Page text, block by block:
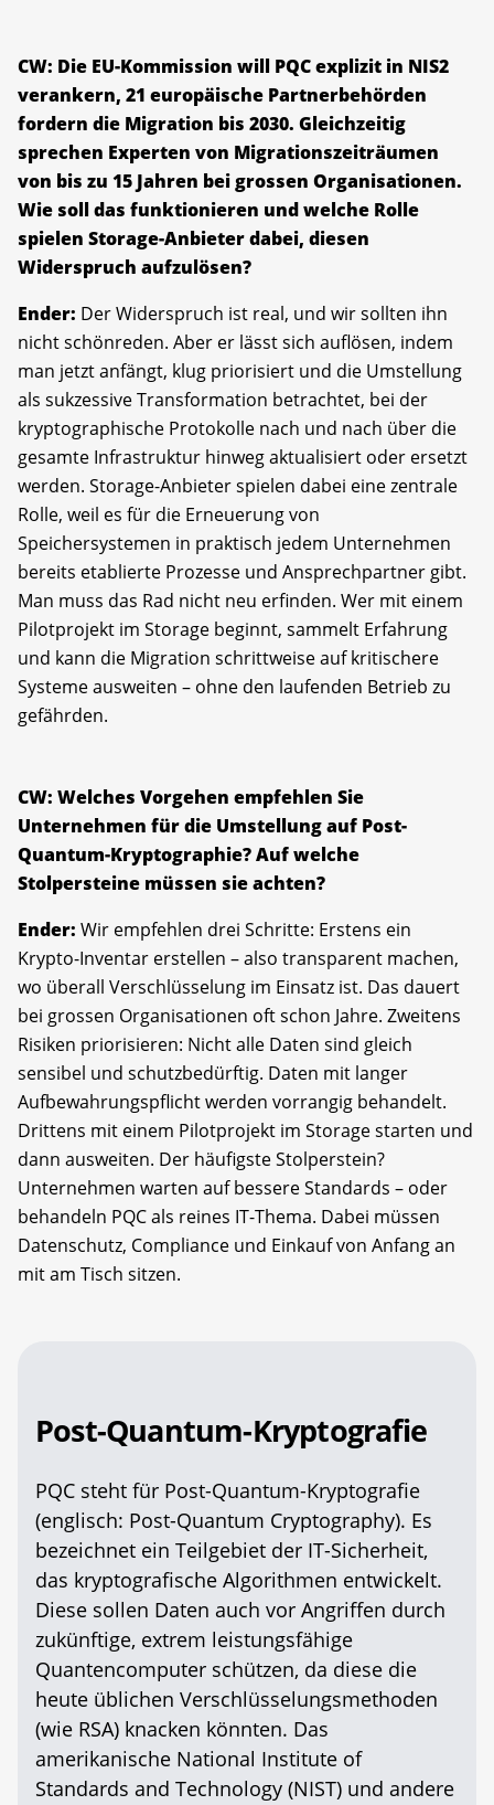
CW: Die EU-Kommission will PQC explizit in NIS2
verankern, 21 europäische Partnerbehörden
fordern die Migration bis 2030. Gleichzeitig
sprechen Experten von Migrationszeiträumen
von bis zu 15 Jahren bei grossen Organisationen.
Wie soll das funktionieren und welche Rolle
spielen Storage-Anbieter dabei, diesen
Widerspruch aufzulösen?
Ender: Der Widerspruch ist real, und wir sollten ihn
nicht schönreden. Aber er lässt sich auflösen, indem
man jetzt anfängt, klug priorisiert und die Umstellung
als sukzessive Transformation betrachtet, bei der
kryptographische Protokolle nach und nach über die
gesamte Infrastruktur hinweg aktualisiert oder ersetzt
werden. Storage-Anbieter spielen dabei eine zentrale
Rolle, weil es für die Erneuerung von
Speichersystemen in praktisch jedem Unternehmen
bereits etablierte Prozesse und Ansprechpartner gibt.
Man muss das Rad nicht neu erfinden. Wer mit einem
Pilotprojekt im Storage beginnt, sammelt Erfahrung
und kann die Migration schrittweise auf kritischere
Systeme ausweiten – ohne den laufenden Betrieb zu
gefährden.
CW: Welches Vorgehen empfehlen Sie
Unternehmen für die Umstellung auf Post-
Quantum-Kryptographie? Auf welche
Stolpersteine müssen sie achten?
Ender: Wir empfehlen drei Schritte: Erstens ein
Krypto-Inventar erstellen – also transparent machen,
wo überall Verschlüsselung im Einsatz ist. Das dauert
bei grossen Organisationen oft schon Jahre. Zweitens
Risiken priorisieren: Nicht alle Daten sind gleich
sensibel und schutzbedürftig. Daten mit langer
Aufbewahrungspflicht werden vorrangig behandelt.
Drittens mit einem Pilotprojekt im Storage starten und
dann ausweiten. Der häufigste Stolperstein?
Unternehmen warten auf bessere Standards – oder
behandeln PQC als reines IT-Thema. Dabei müssen
Datenschutz, Compliance und Einkauf von Anfang an
mit am Tisch sitzen.
Post-Quantum-Kryptografie
PQC steht für Post-Quantum-Kryptografie
(englisch: Post-Quantum Cryptography). Es
bezeichnet ein Teilgebiet der IT-Sicherheit,
das kryptografische Algorithmen entwickelt.
Diese sollen Daten auch vor Angriffen durch
zukünftige, extrem leistungsfähige
Quantencomputer schützen, da diese die
heute üblichen Verschlüsselungsmethoden
(wie RSA) knacken könnten. Das
amerikanische National Institute of
Standards and Technology (NIST) und andere